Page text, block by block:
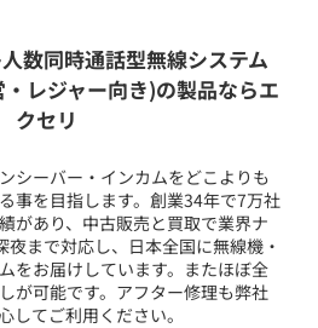
数同時通話型無線システム
レジャー向き)の製品ならエ
クセリ
シーバー・インカムをどこよりも
事を目指します。創業34年で7万社
があり、中古販売と買取で業界ナ
夜まで対応し、日本全国に無線機・
をお届けしています。またほぼ全
が可能です。アフター修理も弊社
してご利用ください。